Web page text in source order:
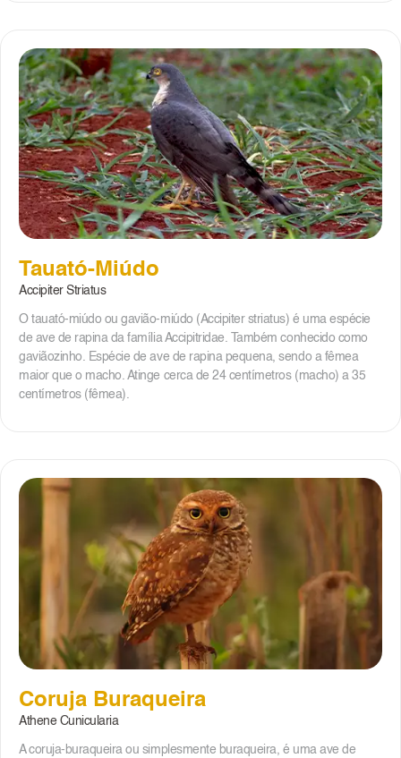
Tauató-Miúdo
Accipiter Striatus
O tauató-miúdo ou gavião-miúdo (Accipiter striatus) é uma espécie
de ave de rapina da família Accipitridae. Também conhecido como
gaviãozinho. Espécie de ave de rapina pequena, sendo a fêmea
maior que o macho. Atinge cerca de 24 centímetros (macho) a 35
centímetros (fêmea).
Coruja Buraqueira
Athene Cunicularia
A coruja-buraqueira ou simplesmente buraqueira, é uma ave de